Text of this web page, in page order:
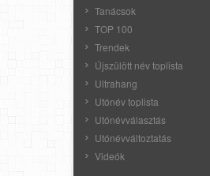
Tanácsok
TOP 100
Trendek
Újszülött név toplista
Ultrahang
Utónév toplista
Utónévválasztás
Utónévváltoztatás
Videók